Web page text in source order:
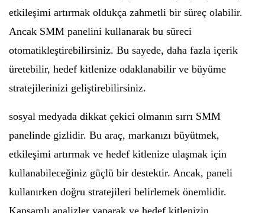
etkileşimi artırmak oldukça zahmetli bir süreç olabilir.
Ancak SMM panelini kullanarak bu süreci
otomatikleştirebilirsiniz. Bu sayede, daha fazla içerik
üretebilir, hedef kitlenize odaklanabilir ve büyüme
stratejilerinizi geliştirebilirsiniz.
sosyal medyada dikkat çekici olmanın sırrı SMM
panelinde gizlidir. Bu araç, markanızı büyütmek,
etkileşimi artırmak ve hedef kitlenize ulaşmak için
kullanabileceğiniz güçlü bir destektir. Ancak, paneli
kullanırken doğru stratejileri belirlemek önemlidir.
Kapsamlı analizler yaparak ve hedef kitlenizin